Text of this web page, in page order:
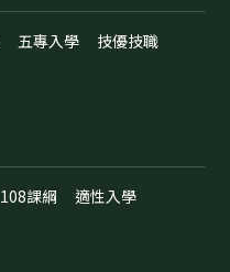
五專入學
技優技職
108課綱 適性入學